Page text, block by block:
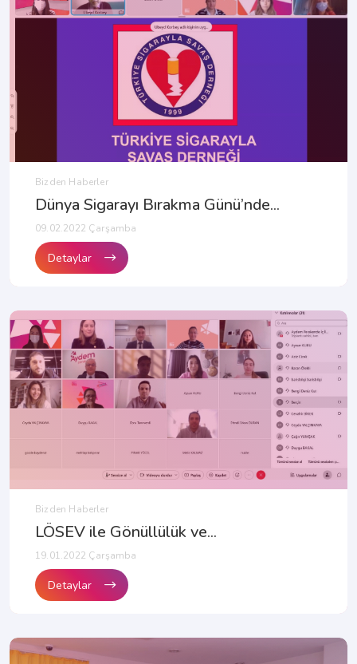
Bizden Haberler
Dünya Sigarayı Bırakma Günü’nde...
09.02.2022 Çarşamba
Detaylar
Bizden Haberler
LÖSEV ile Gönüllülük ve...
19.01.2022 Çarşamba
Detaylar